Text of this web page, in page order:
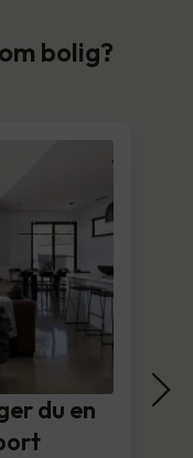
bolig?
du en